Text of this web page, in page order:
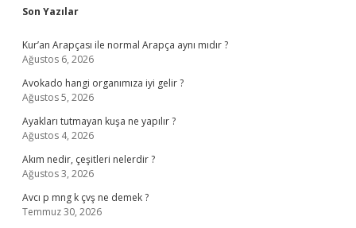
Sidebar
Son Yazılar
Kur’an Arapçası ile normal Arapça aynı mıdır ?
Ağustos 6, 2026
Avokado hangi organımıza iyi gelir ?
Ağustos 5, 2026
Ayakları tutmayan kuşa ne yapılır ?
Ağustos 4, 2026
Akım nedir, çeşitleri nelerdir ?
Ağustos 3, 2026
Avcı p mng k çvş ne demek ?
Temmuz 30, 2026